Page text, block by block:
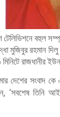
টেলিভিশনে বহুল
মুজিবুর রহমান
রাজধানীর
সংবাদ কে
‘সবশেষ তিনি